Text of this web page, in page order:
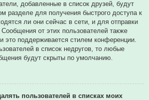
добавленные в список друзей, будут
разделе для получения быстрого доступа к
ли они сейчас в сети, и для отправки
от этих пользователей также
это поддерживается стилем конференции.
в список недругов, то любые
будут скрыты по умолчанию.
пользователей в списках моих